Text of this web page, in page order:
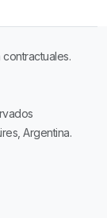
Argentina.